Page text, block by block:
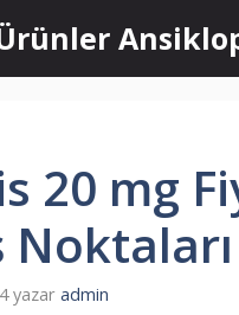
20 mg
Noktaları
yazar admin